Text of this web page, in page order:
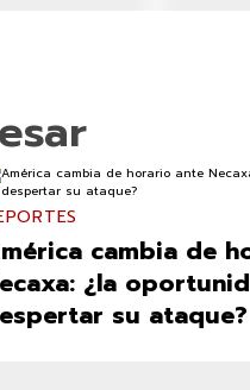
cambia de
¿la
su ataque?